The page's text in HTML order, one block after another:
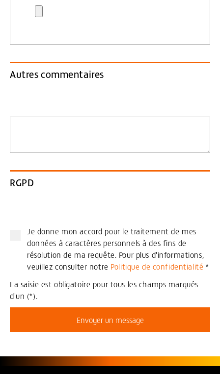
Autres commentaires
RGPD
Je donne mon accord pour le traitement de mes
données à caractères personnels à des fins de
résolution de ma requête. Pour plus d'informations,
veuillez consulter notre Politique de confidentialité *
La saisie est obligatoire pour tous les champs marqués
d'un (*).
Envoyer un message